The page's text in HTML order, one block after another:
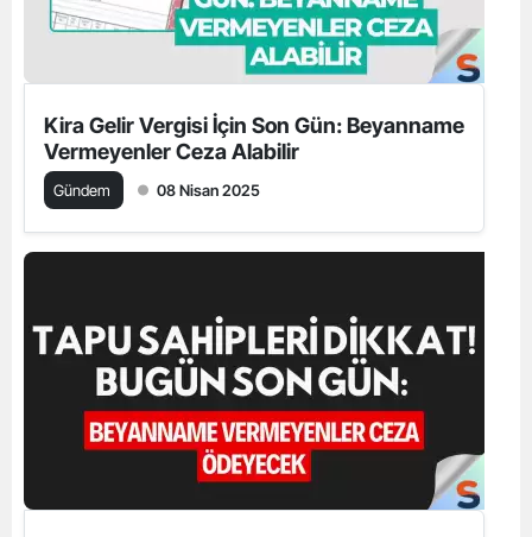
Kira Gelir Vergisi İçin Son Gün: Beyanname
Vermeyenler Ceza Alabilir
Gündem 08 Nisan 2025